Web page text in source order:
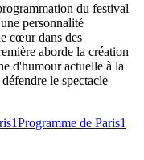
du festival
personnalité
cœur dans des
aborde la création
d'humour actuelle à la
le spectacle
Programme de Paris1